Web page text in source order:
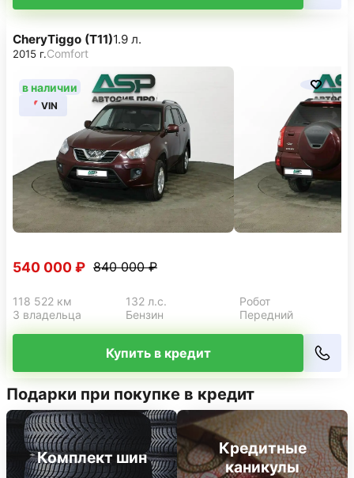
в наличии
VIN
CheryTiggo (T11)1.9 л.
2015 г.Comfort
540 000 ₽ 840 000 ₽
118 522 км 132 л.с.
Робот
3 владельца
Бензин Передний
Купить в кредит
Подарки при покупке в кредит
Комплект шин
Кредитные
каникулы